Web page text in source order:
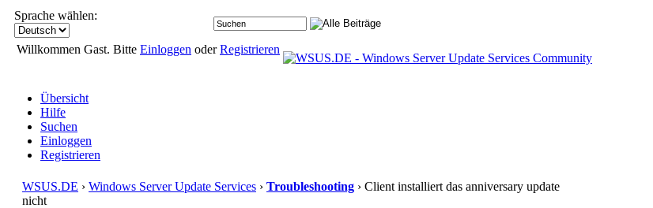
Sprache wählen:
Willkommen Gast. Bitte Einloggen oderRegistrieren
Übersicht
Hilfe
Suchen
Einloggen
Registrieren
WSUS.DE › Windows Server Update Services › Troubleshooting › Client installiert das anniversary update
nicht